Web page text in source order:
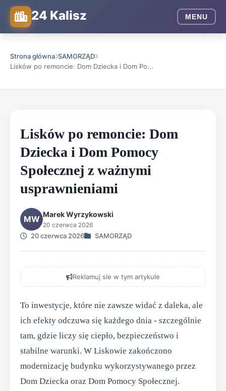
24 Kalisz MENU
Strona główna SAMORZĄD
Lisków po remoncie: Dom Dziecka i Dom Po...
Lisków po remoncie: Dom
Dziecka i Dom Pomocy
Społecznej z ważnymi
usprawnieniami
MW Marek Wyrzykowski
20 czerwca 2026
20 czerwca 2026 SAMORZĄD
Reklamuj sie w tym artykule
To inwestycje, które nie zawsze widać z daleka, ale
ich efekty odczuwa się każdego dnia - szczególnie
tam, gdzie liczy się ciepło, bezpieczeństwo i
stabilne warunki. W Liskowie zakończono
modernizację budynku wykorzystywanego przez
Dom Dziecka oraz Dom Pomocy Społecznej.